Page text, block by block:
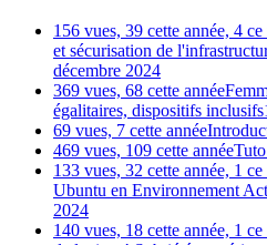
156 vues, 39 cette année, 4
et sécurisation de
décembre 2024
369 vues, 68 cette année
égalitaires, dispositifs inclusifs
69 vues, 7 cette année
469 vues, 109 cette année
133 vues, 32 cette année, 1
Ubuntu en Environnement
2024
140 vues, 18 cette année, 1